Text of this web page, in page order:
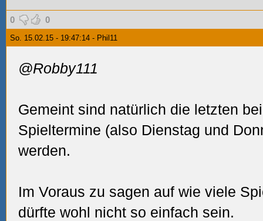
0 0
So. 15.02.15 - 19:47:14 - Phil11
@Robby111
Gemeint sind natürlich die letzten
Spieltermine (also Dienstag und
werden.
Im Voraus zu sagen auf wie viele
dürfte wohl nicht so einfach sein.